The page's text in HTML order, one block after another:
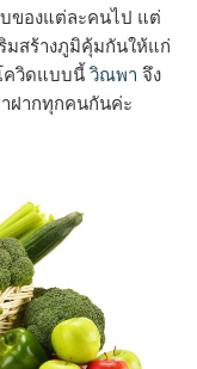
ของแต่ละคนไป แต่
มสร้างภูมิคุ้มกันให้แก่
ควิดแบบนี้ วิณพา จึง
ฝากทุกคนกันค่ะ